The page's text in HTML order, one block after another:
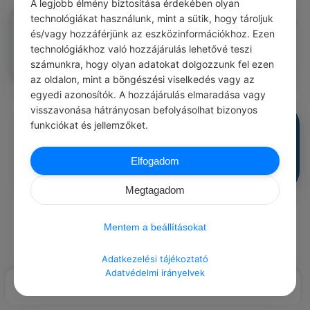
#közmondásod Norman Imre
Sokadalom után késő vásárlani.
0 0 0 268
#közmondásod
Load More Posts
A legjobb élmény biztosítása érdekében olyan
technológiákat használunk, mint a sütik, hogy tároljuk
és/vagy hozzáférjünk az eszközinformációkhoz. Ezen
technológiákhoz való hozzájárulás lehetővé teszi
számunkra, hogy olyan adatokat dolgozzunk fel ezen
az oldalon, mint a böngészési viselkedés vagy az
egyedi azonosítók. A hozzájárulás elmaradása vagy
visszavonása hátrányosan befolyásolhat bizonyos
funkciókat és jellemzőket.
Elfogadom
Megtagadom
Mentem a beállításokat
Adatkezelési tájékoztató
Adatvédelmi irányelvek